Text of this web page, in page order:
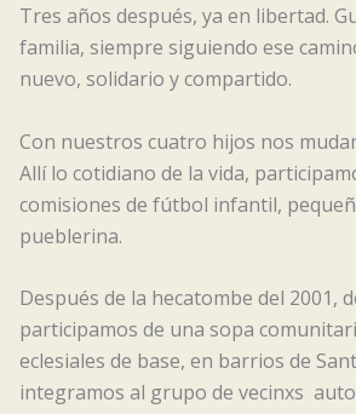
Tres años después, ya en libertad.
familia, siempre siguiendo ese
nuevo, solidario y compartido.
Con nuestros cuatro hijos nos
Allí lo cotidiano de la vida,
comisiones de fútbol infantil,
pueblerina.
Después de la hecatombe del 2001,
participamos de una sopa
eclesiales de base, en barrios de
integramos al grupo de vecinxs